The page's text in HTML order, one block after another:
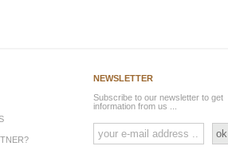
NEWSLETTER
Subscribe to our newsletter to get
information from us ...
ok